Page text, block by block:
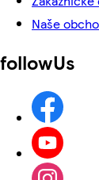
Naše
followUs